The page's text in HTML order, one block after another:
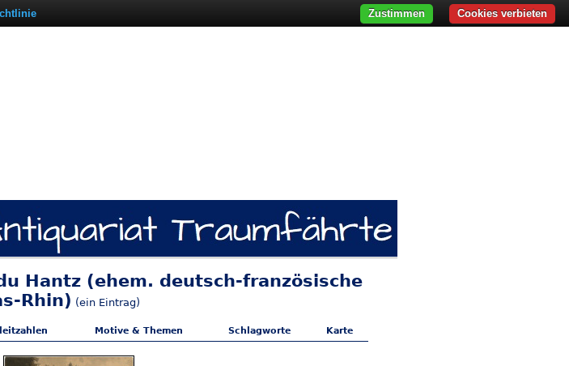
Hantz (ehem. deutsch-französische
Rhin) (ein Eintrag)
Motive & Themen Schlagworte Karte
Cookies verbieten
Zustimmen